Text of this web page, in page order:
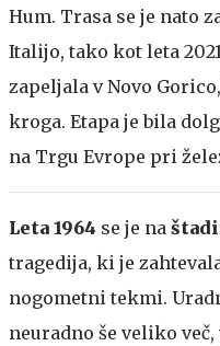
Hum. Trasa se je nato
Italijo, tako kot leta
zapeljala v Novo
kroga. Etapa je bila
na Trgu Evrope pri
Leta 1964 se je na
tragedija, ki je
nogometni tekmi.
neuradno še veliko